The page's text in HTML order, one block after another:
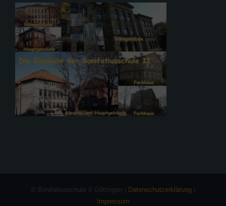
© Bonifatiusschule II Göttingen | Datenschutzerklärung
Impressum